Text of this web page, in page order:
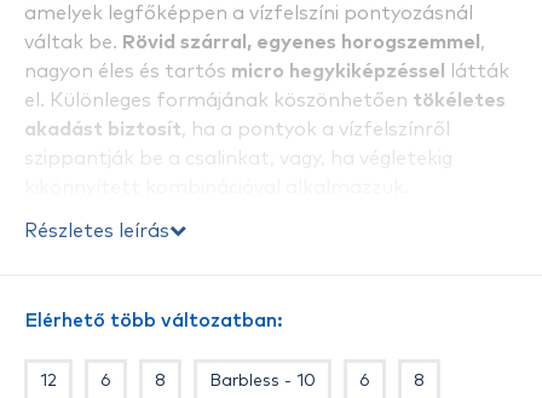
amelyek legfőképpen a vízfelszíni pontyozásnál
váltak be. Rövid szárral, egyenes horogszemmel ,
nagyon éles és tartós micro hegykiképzéssel
látták
el. Különleges formájának köszönhetően tökéletes
akadást biztosít, ha a pontyok a vízfelszínről
szippantják be a csalinkat, vagy, ha végletekig
Részletes leírás
Elérhető több változatban:
12 6 8 Barbless - 10 6 8